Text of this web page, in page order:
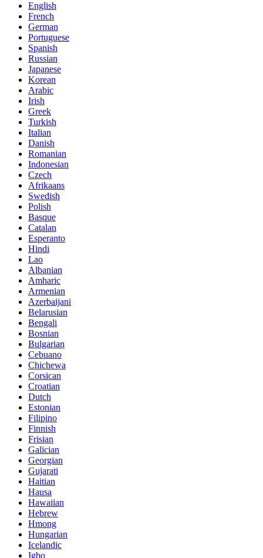
English
French
German
Portuguese
Spanish
Russian
Japanese
Korean
Arabic
Irish
Greek
Turkish
Italian
Danish
Romanian
Indonesian
Czech
Afrikaans
Swedish
Polish
Basque
Catalan
Esperanto
Hindi
Lao
Albanian
Amharic
Armenian
Azerbaijani
Belarusian
Bengali
Bosnian
Bulgarian
Cebuano
Chichewa
Corsican
Croatian
Dutch
Estonian
Filipino
Finnish
Frisian
Galician
Georgian
Gujarati
Haitian
Hausa
Hawaiian
Hebrew
Hmong
Hungarian
Icelandic
Igbo